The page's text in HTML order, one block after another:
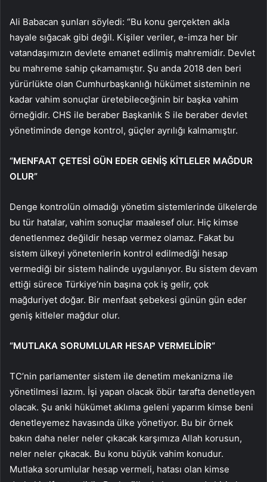
Ali Babacan şunları söyledi: “Bu konu gerçekten akla
hayale sığacak gibi değil. Kişiler veriler, e-imza her bir
vatandaşımızın devlete emanet edilmiş mahremidir. Devlet
bu mahreme sahip çıkamamıştır. Şu anda 2018 den beri
yürürlükte olan Cumhurbaşkanlığı hükümet sisteminin ne
kadar vahim sonuçlar üretebileceğinin bir başka vahim
örneğidir. CHS ile beraber Başkanlık S ile beraber devlet
yönetiminde denge kontrol, güçler ayrılığı kalmamıştır.
“MENFAAT ÇETESİ GÜN EDER GENİŞ KİTLELER MAĞDUR
OLUR”
Denge kontrolün olmadığı yönetim sistemlerinde ülkelerde
bu tür hatalar, vahim sonuçlar maalesef olur. Hiç kimse
denetlenmez değildir hesap vermez olamaz. Fakat bu
sistem ülkeyi yönetenlerin kontrol edilmediği hesap
vermediği bir sistem halinde uygulanıyor. Bu sistem devam
ettiği sürece Türkiye’nin başına çok iş gelir, çok
mağduriyet doğar. Bir menfaat şebekesi günün gün eder
geniş kitleler mağdur olur.
“MUTLAKA SORUMLULAR HESAP VERMELİDİR”
TC’nin parlamenter sistem ile denetim mekanizma ile
yönetilmesi lazım. İşi yapan olacak öbür tarafta denetleyen
olacak. Şu anki hükümet aklıma geleni yaparım kimse beni
denetleyemez havasında ülke yönetiyor. Bu bir örnek
bakın daha neler neler çıkacak karşımıza Allah korusun,
neler neler çıkacak. Bu konu büyük vahim konudur.
Mutlaka sorumlular hesap vermeli, hatası olan kimse